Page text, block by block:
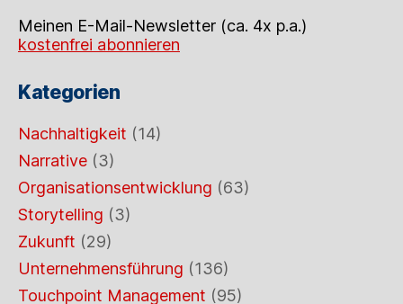
Meinen E-Mail-Newsletter (ca. 4x p.a.)
kostenfrei abonnieren
Kategorien
Nachhaltigkeit (14)
Narrative (3)
Organisationsentwicklung (63)
Storytelling (3)
Zukunft (29)
Unternehmensführung (136)
Touchpoint Management (95)